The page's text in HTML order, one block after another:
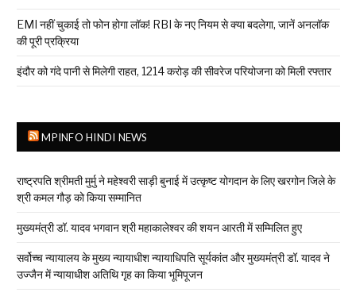
EMI नहीं चुकाई तो फोन होगा लॉक! RBI के नए नियम से क्या बदलेगा, जानें अनलॉक
की पूरी प्रक्रिया
इंदौर को गंदे पानी से मिलेगी राहत, ₹1214 करोड़ की सीवरेज परियोजना को मिली रफ्तार
MPINFO HINDI NEWS
राष्ट्रपति श्रीमती मुर्मु ने महेश्वरी साड़ी बुनाई में उत्कृष्ट योगदान के लिए खरगोन जिले के
श्री कमल गौड़ को किया सम्मानित
मुख्यमंत्री डॉ. यादव भगवान श्री महाकालेश्‍वर की शयन आरती में सम्मिलित हुए
सर्वोच्च न्यायालय के मुख्‍य न्‍यायाधीश न्यायाधिपति सूर्यकांत और मुख्यमंत्री डॉ. यादव ने
उज्जैन में न्यायाधीश अतिथि गृह का किया भूमिपूजन